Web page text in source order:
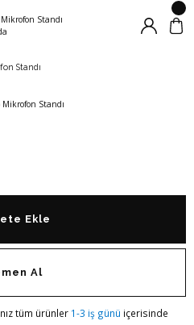
Standı
Ekle
Al
tüm ürünler 1-3 iş günü içerisinde